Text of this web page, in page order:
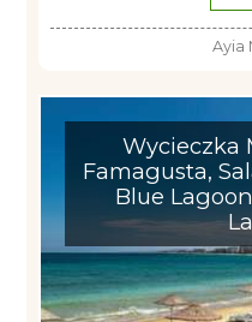
Ayia
Wycieczka
Famagusta,
Blue